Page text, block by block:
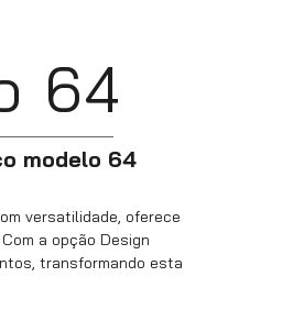
64
modelo 64
versatilidade, oferece
a opção Design
transformando esta